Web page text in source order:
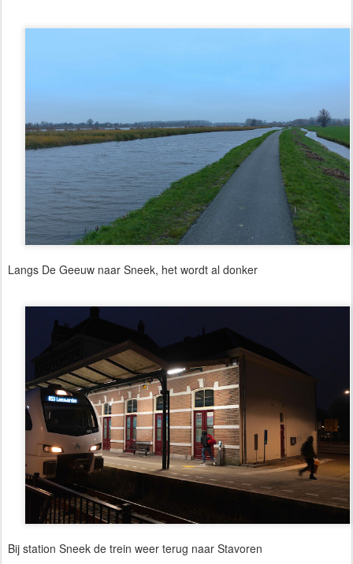
Langs De Geeuw naar Sneek, het wordt al donker
Bij station Sneek de trein weer terug naar Stavoren